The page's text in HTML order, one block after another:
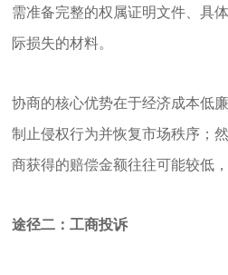
需准备完整的权属证明文件、具
际损失的材料。
协商的核心优势在于经济成本低
制止侵权行为并恢复市场秩序；
商获得的赔偿金额往往可能较低
途径二：工商投诉